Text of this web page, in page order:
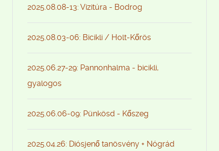
2025.08.08-13: Vizitúra - Bodrog
2025.08.03-06: Bicikli / Holt-Kőrös
2025.06.27-29: Pannonhalma - bicikli,
gyalogos
2025.06.06-09: Pünkösd - Kőszeg
2025.04.26: Diósjenő tanösvény + Nógrád